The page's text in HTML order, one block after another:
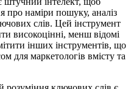
про наміри пошуку, аналіз
слів. Цей інструмент
високоцінні, менш відомі
інших інструментів, що
для маркетологів вмісту та